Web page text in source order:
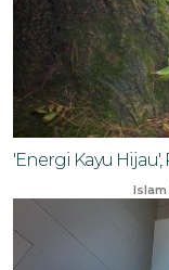
'Energi Kayu
Islam